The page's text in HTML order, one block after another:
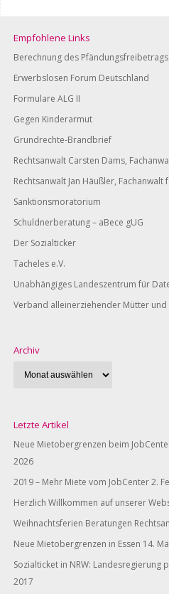
Empfohlene Links
Berechnung des Pfändungsfreibetrags
Erwerbslosen Forum Deutschland
Formulare ALG II
Gegen Kinderarmut
Grundrechte-Brandbrief
Rechtsanwalt Carsten Dams,
Rechtsanwalt Jan Häußler, Fachanwalt
Sanktionsmoratorium
Schuldnerberatung – aBece gUG
Der Sozialticker
Tacheles e.V.
Unabhängiges Landeszentrum für
Verband alleinerziehender Mütter und
Archiv
Letzte Artikel
Neue Mietobergrenzen beim
2026
2019 – Mehr Miete vom JobCenter2.
Herzlich Willkommen auf unserer
Weihnachtsferien Beratungen
Neue Mietobergrenzen in Essen 14.
Sozialticket in NRW: Landesregierung
2017